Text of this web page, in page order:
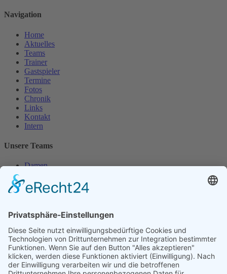
Navigation
Home
Aktuelles
Teams
Trainer
Gastspieler
Termine
Fotos
Chronik
Links
Kontakt
Intern
Unsere Teams
Damen
Herren
Herren 30
Unsere Jugend
Midcourt
Bambini
Juniorinnen 18
Knaben 15